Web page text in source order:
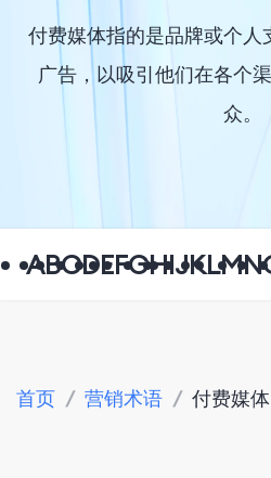
付费媒体指的是品牌或个
广告，以吸引他们在各个
众。
ABCDEFGHIJKLMN
首页 / 营销术语 / 付费媒体